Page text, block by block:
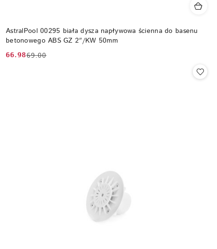
AstralPool 00295 biała dysza napływowa ścienna do basenu
betonowego ABS GZ 2″/KW 50mm
Cena
66.98
Cena 69.00